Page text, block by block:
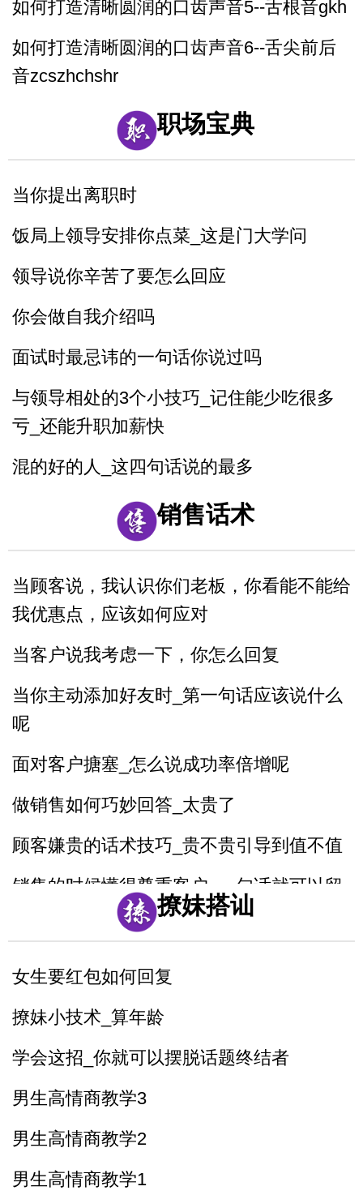
如何打造清晰圆润的口齿声音5--舌根音gkh
如何打造清晰圆润的口齿声音6--舌尖前后
音zcszhchshr
4_舌面音jqx_漆匠和锡匠
5_舌根音gkh_哥挎瓜筐
6_舌尖前后音zcszhchshr_子词丝
职场宝典
当你提出离职时
饭局上领导安排你点菜_这是门大学问
领导说你辛苦了要怎么回应
你会做自我介绍吗
面试时最忌讳的一句话你说过吗
与领导相处的3个小技巧_记住能少吃很多
亏_还能升职加薪快
混的好的人_这四句话说的最多
面试的时候_懂得面试官的心_这样回答提
职场处处都是坑_要学会听弦外之音_品言
外之意
公司年会如何发言_为你们准备好了
销售话术
当顾客说，我认识你们老板，你看能不能给
我优惠点，应该如何应对
当客户说我考虑一下，你怎么回复
当你主动添加好友时_第一句话应该说什么
呢
面对客户搪塞_怎么说成功率倍增呢
做销售如何巧妙回答_太贵了
顾客嫌贵的话术技巧_贵不贵引导到值不值
销售的时候懂得尊重客户_一句话就可以留
撩妹搭讪
女生要红包如何回复
撩妹小技术_算年龄
学会这招_你就可以摆脱话题终结者
男生高情商教学3
男生高情商教学2
男生高情商教学1